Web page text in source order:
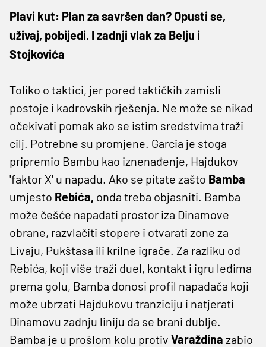
Plavi kut: Plan za savršen dan? Opusti se,
uživaj, pobijedi. I zadnji vlak za Belju i
Stojkovića
Toliko o taktici, jer pored taktičkih zamisli
postoje i kadrovskih rješenja. Ne može se nikad
očekivati pomak ako se istim sredstvima traži
cilj. Potrebne su promjene. Garcia je stoga
pripremio Bambu kao iznenađenje, Hajdukov
'faktor X' u napadu. Ako se pitate zašto Bamba
umjesto Rebića, onda treba objasniti. Bamba
može češće napadati prostor iza Dinamove
obrane, razvlačiti stopere i otvarati zone za
Livaju, Pukštasa ili krilne igrače. Za razliku od
Rebića, koji više traži duel, kontakt i igru leđima
prema golu, Bamba donosi profil napadača koji
može ubrzati Hajdukovu tranziciju i natjerati
Dinamovu zadnju liniju da se brani dublje.
Bamba je u prošlom kolu protiv Varaždina zabio